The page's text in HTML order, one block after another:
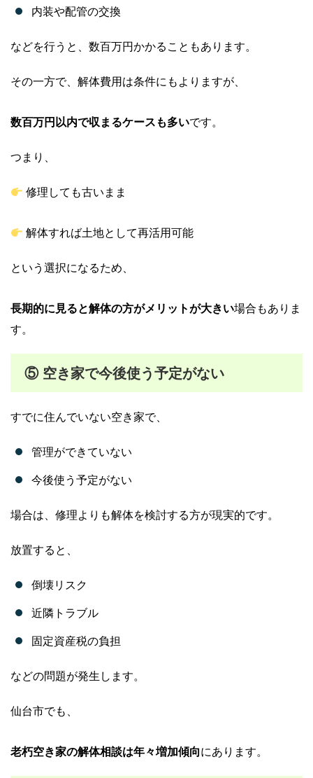
内装や配管の交換
などを行うと、数百万円かかることもあります。
その一方で、解体費用は条件にもよりますが、
数百万円以内で収まるケースも多いです。
つまり、
修理しても古いまま
解体すれば土地として再活用可能
という選択になるため、
長期的に見ると解体の方がメリットが大きい場合もありま
す。
⑤ 空き家で今後使う予定がない
すでに住んでいない空き家で、
管理ができていない
今後使う予定がない
場合は、修理よりも解体を検討する方が現実的です。
放置すると、
倒壊リスク
近隣トラブル
固定資産税の負担
などの問題が発生します。
仙台市でも、
老朽空き家の解体相談は年々増加傾向にあります。